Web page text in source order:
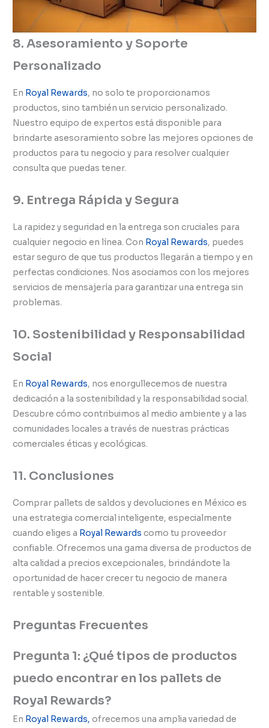
8. Asesoramiento y Soporte
Personalizado
En Royal Rewards, no solo te proporcionamos
productos, sino también un servicio personalizado.
Nuestro equipo de expertos está disponible para
brindarte asesoramiento sobre las mejores opciones de
productos para tu negocio y para resolver cualquier
consulta que puedas tener.
9. Entrega Rápida y Segura
La rapidez y seguridad en la entrega son cruciales para
cualquier negocio en línea. Con Royal Rewards, puedes
estar seguro de que tus productos llegarán a tiempo y en
perfectas condiciones. Nos asociamos con los mejores
servicios de mensajería para garantizar una entrega sin
problemas.
10. Sostenibilidad y Responsabilidad
Social
En Royal Rewards, nos enorgullecemos de nuestra
dedicación a la sostenibilidad y la responsabilidad social.
Descubre cómo contribuimos al medio ambiente y a las
comunidades locales a través de nuestras prácticas
comerciales éticas y ecológicas.
11. Conclusiones
Comprar pallets de saldos y devoluciones en México es
una estrategia comercial inteligente, especialmente
cuando eliges a Royal Rewards como tu proveedor
confiable. Ofrecemos una gama diversa de productos de
alta calidad a precios excepcionales, brindándote la
oportunidad de hacer crecer tu negocio de manera
rentable y sostenible.
Preguntas Frecuentes
Pregunta 1: ¿Qué tipos de productos
puedo encontrar en los pallets de
Royal Rewards?
En Royal Rewards, ofrecemos una amplia variedad de